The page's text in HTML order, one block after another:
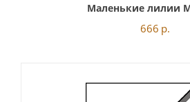
Маленькие лилии
666 р.